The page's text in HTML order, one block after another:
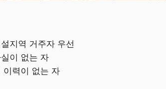
지역 거주자 우선
이 없는 자
이력이 없는 자